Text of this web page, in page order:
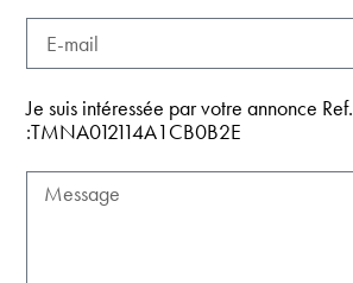
Je suis intéressée par votre annonce Ref.
:TMNA012114A1CB0B2E